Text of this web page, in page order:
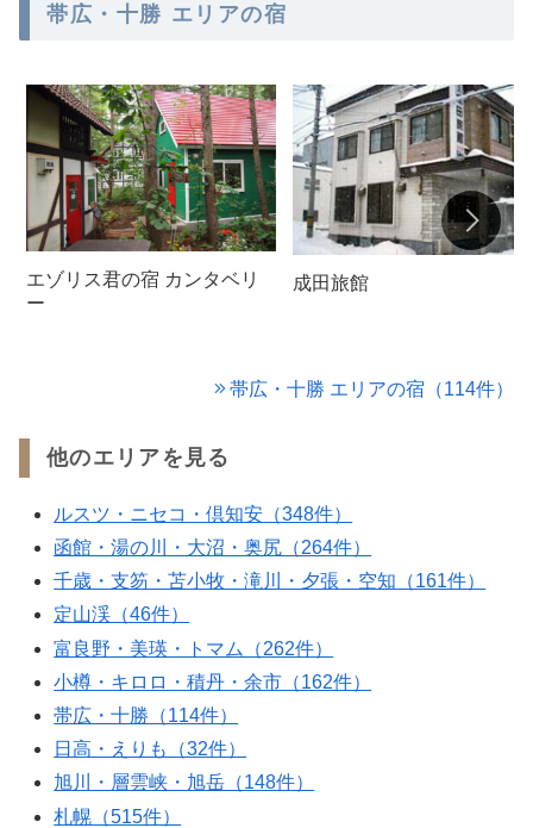
帯広・十勝 エリアの宿
エゾリス君の宿 カンタベリ
ー
成田旅館
帯広・十勝 エリアの宿（114件）
他のエリアを見る
ルスツ・ニセコ・倶知安（348件）
函館・湯の川・大沼・奥尻（264件）
千歳・支笏・苫小牧・滝川・夕張・空知（161件）
定山渓（46件）
富良野・美瑛・トマム（262件）
小樽・キロロ・積丹・余市（162件）
帯広・十勝（114件）
日高・えりも（32件）
旭川・層雲峡・旭岳（148件）
札幌（515件）